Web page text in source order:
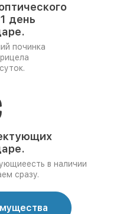
день
починка
в наличии
сразу.